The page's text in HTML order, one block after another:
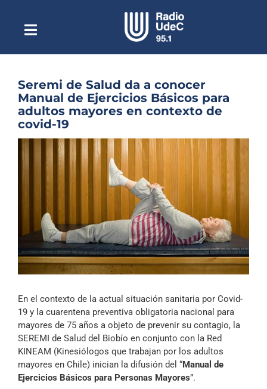
contenidoToggle
NavigationEscuchar Radio UdeC en vivo
Quiénes Somos
Programación
Noticias
Reportajes
Columnas
Música Clásica
Especiales
Archivo Sonoro
Seremi de Salud da a conocer
Manual de Ejercicios Básicos para
adultos mayores en contexto de
covid-19
imagen
En el contexto de la actual situación sanitaria por Covid-
19 y la cuarentena preventiva obligatoria nacional para
mayores de 75 años a objeto de prevenir su contagio, la
SEREMI de Salud del Biobío en conjunto con la Red
KINEAM (Kinesiólogos que trabajan por los adultos
mayores en Chile) inician la difusión del “Manual de
Ejercicios Básicos para Personas Mayores”.